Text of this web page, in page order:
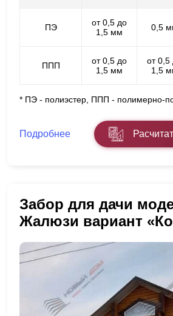
ПЭ
от 0,5 до
1,5 мм
0,5
ППП
от 0,5 до
1,5 мм
от 0,5
1,5
* ПЭ - полиэстер, ППП - полимерно-
Подробнее
Забор для дачи
Жалюзи вариант